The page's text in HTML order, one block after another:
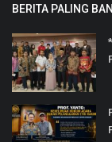
BERITA PALING